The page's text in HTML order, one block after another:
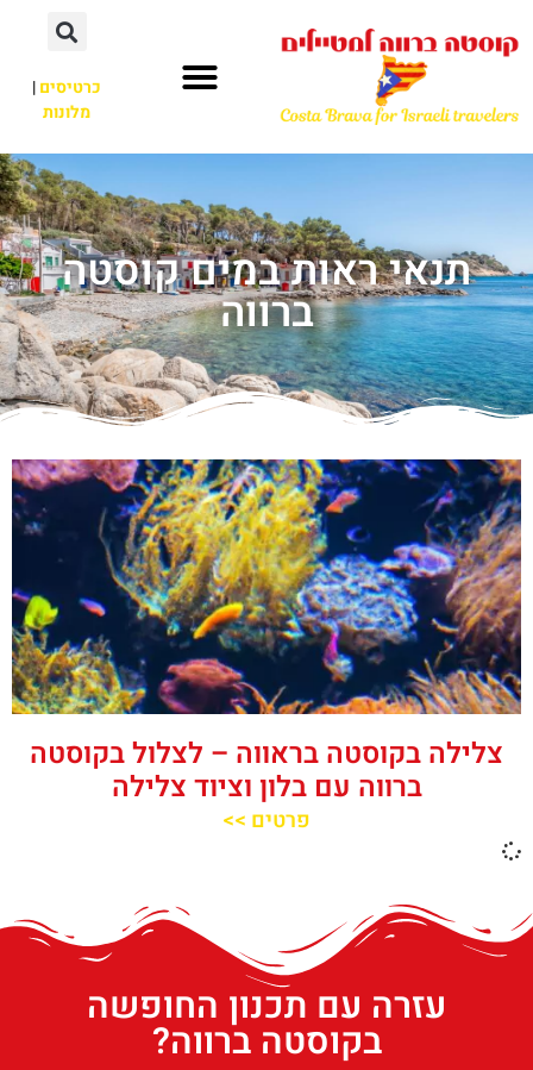
כרטיסים|
מלונות
תנאי ראות במים קוסטה
ברווה
צלילה בקוסטה בראווה – לצלול בקוסטה
ברווה עם בלון וציוד צלילה
פרטים >>
עזרה עם תכנון החופשה
בקוסטה ברווה?